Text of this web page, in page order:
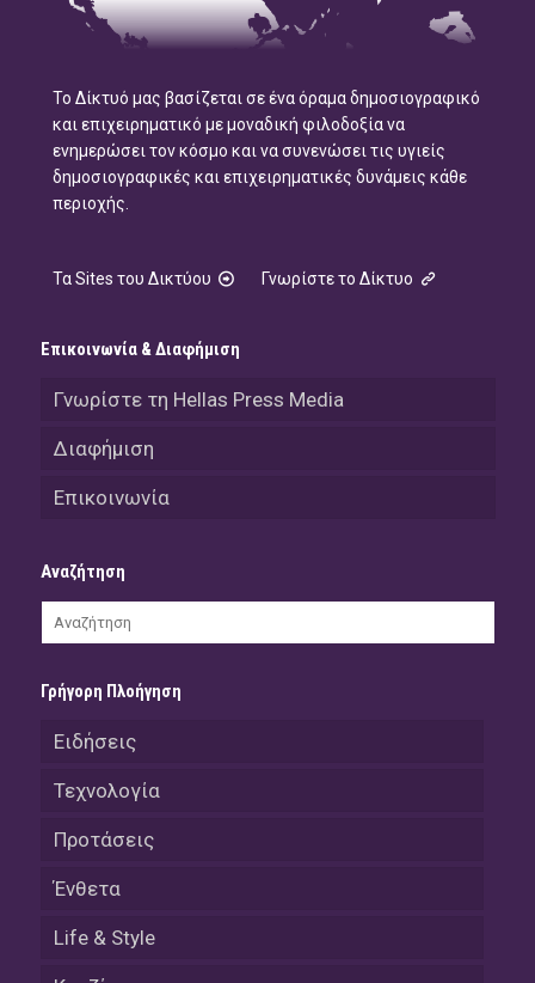
Το Δίκτυό μας βασίζεται σε ένα όραμα δημοσιογραφικό
και επιχειρηματικό με μοναδική φιλοδοξία να
ενημερώσει τον κόσμο και να συνενώσει τις υγιείς
δημοσιογραφικές και επιχειρηματικές δυνάμεις κάθε
περιοχής.
Τα Sites του Δικτύου Γνωρίστε το Δίκτυο
Επικοινωνία & Διαφήμιση
Γνωρίστε τη Hellas Press Media
Διαφήμιση
Επικοινωνία
Αναζήτηση
Γρήγορη Πλοήγηση
Ειδήσεις
Τεχνολογία
Προτάσεις
Ένθετα
Life & Style